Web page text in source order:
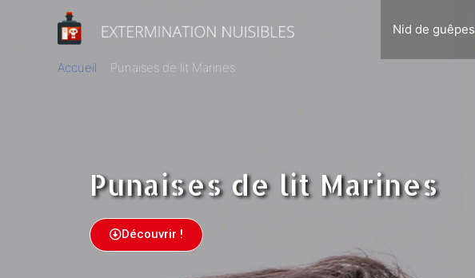
Nid de guêpes
Accueil Punaises de lit Marines
Punaises de lit Marines
Découvrir !